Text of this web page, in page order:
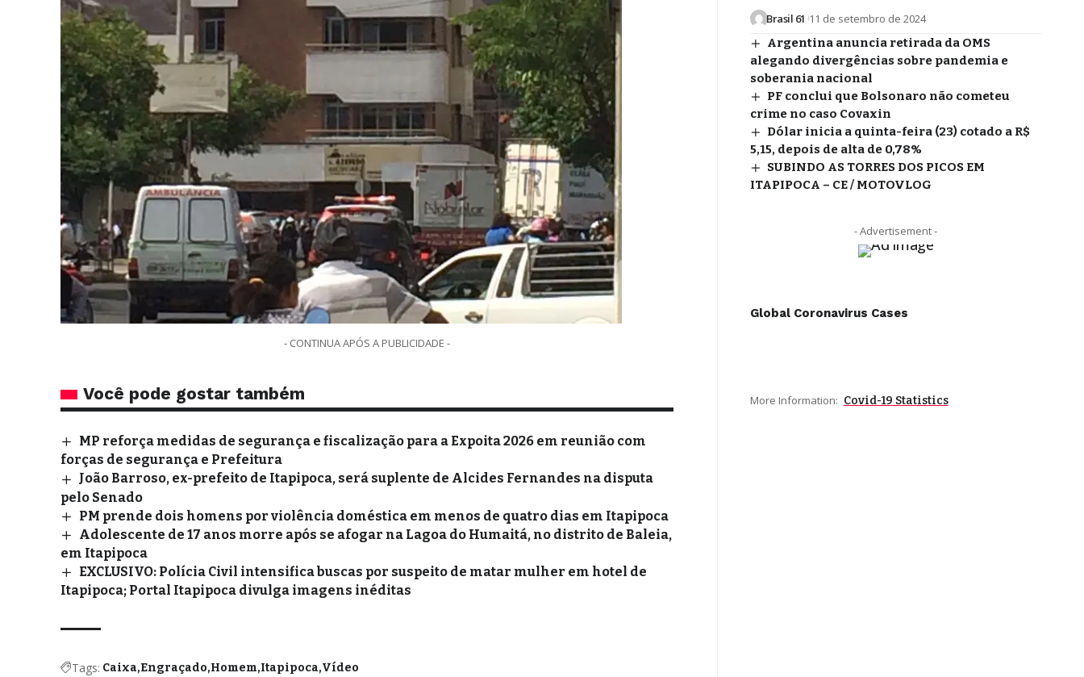
- CONTINUA APÓS A PUBLICIDADE -
Você pode gostar também
MP reforça medidas de segurança e fiscalização para a Expoita 2026 em reunião com
forças de segurança e Prefeitura
João Barroso, ex-prefeito de Itapipoca, será suplente de Alcides Fernandes na disputa
pelo Senado
PM prende dois homens por violência doméstica em menos de quatro dias em Itapipoca
Adolescente de 17 anos morre após se afogar na Lagoa do Humaitá, no distrito de Baleia,
em Itapipoca
EXCLUSIVO: Polícia Civil intensifica buscas por suspeito de matar mulher em hotel de
Itapipoca; Portal Itapipoca divulga imagens inéditas
Tags: Caixa Engraçado Homem Itapipoca Vídeo
Brasil 61 11 de setembro de 2024
Argentina anuncia retirada da OMS
alegando divergências sobre pandemia e
soberania nacional
PF conclui que Bolsonaro não cometeu
crime no caso Covaxin
Dólar inicia a quinta-feira (23) cotado a R$
5,15, depois de alta de 0,78%
SUBINDO AS TORRES DOS PICOS EM
ITAPIPOCA – CE / MOTOVLOG
- Advertisement -
Global Coronavirus Cases
More Information: Covid-19 Statistics